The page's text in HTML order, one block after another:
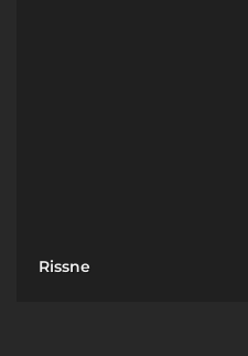
Rissne